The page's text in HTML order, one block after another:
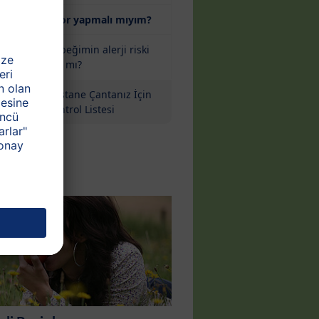
Spor yapmalı mıyım?
Bebeğimin alerji riski
var mı?
Hastane Çantanız İçin
Kontrol Listesi